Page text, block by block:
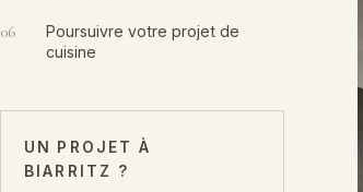
06
Poursuivre votre projet de
cuisine
UN PROJET À
BIARRITZ ?